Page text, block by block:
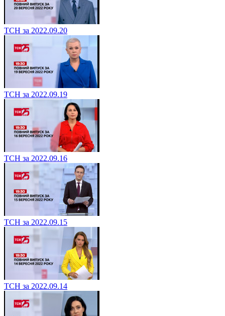
ТСН за 2022.09.20
ТСН за 2022.09.19
ТСН за 2022.09.16
ТСН за 2022.09.15
ТСН за 2022.09.14